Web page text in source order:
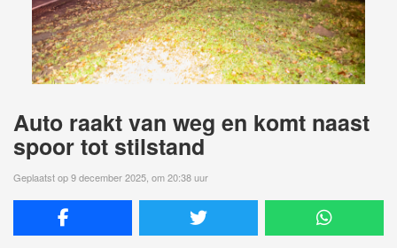
Auto raakt van weg en komt naast
spoor tot stilstand
Geplaatst op 9 december 2025, om 20:38 uur